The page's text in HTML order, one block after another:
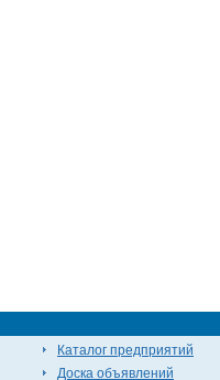
Каталог предприятий
Доска объявлений